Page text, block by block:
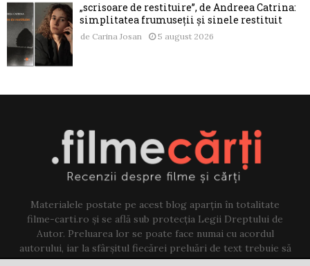
„scrisoare de restituire”, de Andreea Catrina:
simplitatea frumuseții și sinele restituit
de Carina Josan 5 august 2026
Materialele postate pe acest blog aparțin în totalitate
filme-carti.ro și se află sub protecția Legii Dreptului de
Autor. Preluarea lor se poate face numai cu acordul
autorului, iar la sfârșitul fiecărei preluări de text trebuie să
existe un link către acest blog.